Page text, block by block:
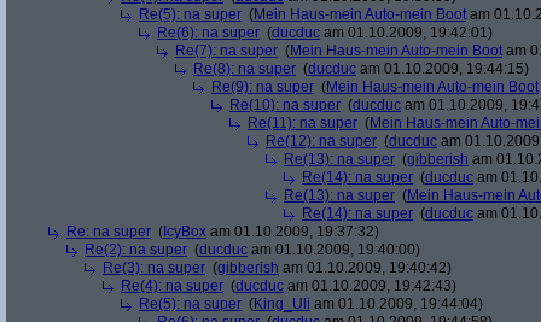
Re(5): na super (Mein Haus-mein Auto-mein Boot am
Re(6): na super (ducduc am 01.10.2009, 19:42:01)
Re(7): na super (Mein Haus-mein Auto-mein Boot am
Re(8): na super (ducduc am 01.10.2009, 19:44:15)
Re(9): na super (Mein Haus-mein Auto-mein Boot
Re(10): na super (ducduc am 01.10.2009,
Re(11): na super (Mein Haus-mein Auto-
Re(12): na super (ducduc am
Re(13): na super (gibberish am
Re(14): na super (ducduc am
Re(13): na super (Mein Haus-mein
Re(14): na super (ducduc am
Re: na super ( IcyBox am 01.10.2009, 19:37:32)
Re(2): na super (ducduc am 01.10.2009, 19:40:00)
Re(3): na super (gibberish am 01.10.2009, 19:40:42)
Re(4): na super (ducduc am 01.10.2009, 19:42:43)
Re(5): na super (King_Uli am 01.10.2009, 19:44:04)